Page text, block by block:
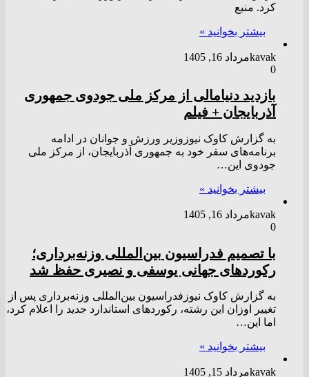
کرد. منبع
بیشتر بخوانید »
kavakمرداد 16, 1405
0
بازدید دنیامالی از مرکز ملی جودوی جمهوری
آذربایجان + فیلم
به گزارش کاوک نیوزوزیر ورزش و جوانان در ادامه
برنامه‌های سفر خود به جمهوری آذربایجان، از مرکز ملی
جودوی این…
بیشتر بخوانید »
kavakمرداد 16, 1405
0
با تصمیم فدراسیون بین‌المللی وزنه‌برداری؛
رکورد‌های جهانی یوسفی و نصیری حفظ شد
به گزارش کاوک نیوزفدراسیون بین‌المللی وزنه‌برداری پس از
تغییر اوزان این رشته، رکورد‌های استاندارد جدید را اعلام کرد،
اما این…
بیشتر بخوانید »
kavakمرداد 15, 1405